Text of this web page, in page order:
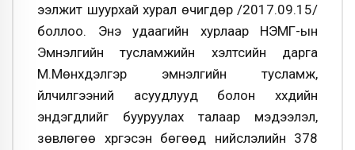
ээлжит шуурхай хурал өчигдөр /2017.09.15/
боллоо. Энэ удаагийн хурлаар НЭМГ-ын
Эмнэлгийн тусламжийн хэлтсийн дарга
М.Мөнхдэлгэр эмнэлгийн тусламж,
үйлчилгээний асуудлууд болон хүүхдийн
эндэгдлийг бууруулах талаар мэдээлэл,
зөвлөгөө хүргэсэн бөгөөд нийслэлийн 378